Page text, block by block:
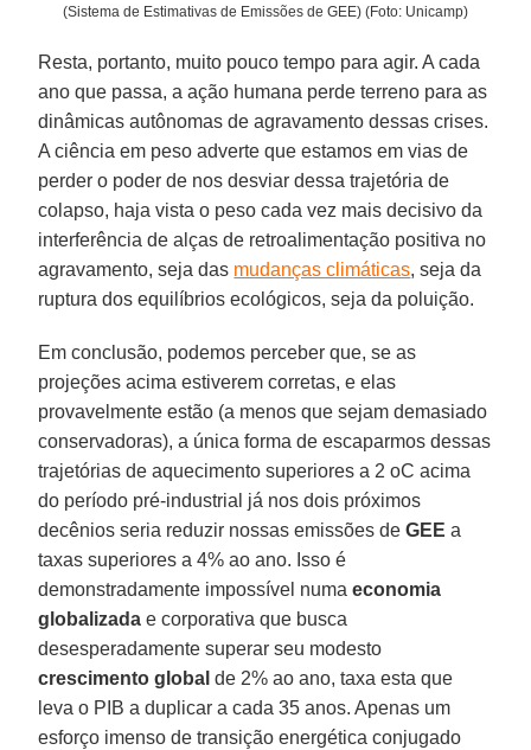
(Sistema de Estimativas de Emissões de GEE) (Foto: Unicamp)
Resta, portanto, muito pouco tempo para agir. A cada
ano que passa, a ação humana perde terreno para as
dinâmicas autônomas de agravamento dessas crises.
A ciência em peso adverte que estamos em vias de
perder o poder de nos desviar dessa trajetória de
colapso, haja vista o peso cada vez mais decisivo da
interferência de alças de retroalimentação positiva no
agravamento, seja das mudanças climáticas, seja da
ruptura dos equilíbrios ecológicos, seja da poluição.
Em conclusão, podemos perceber que, se as
projeções acima estiverem corretas, e elas
provavelmente estão (a menos que sejam demasiado
conservadoras), a única forma de escaparmos dessas
trajetórias de aquecimento superiores a 2 oC acima
do período pré-industrial já nos dois próximos
decênios seria reduzir nossas emissões deGEE a
taxas superiores a 4% ao ano. Isso é
demonstradamente impossível numaeconomia
globalizada e corporativa que busca
desesperadamente superar seu modesto
crescimento global de 2% ao ano, taxa esta que
leva o PIB a duplicar a cada 35 anos. Apenas um
esforço imenso de transição energética conjugado